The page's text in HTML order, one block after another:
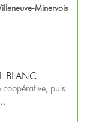
Minervois
BLANC
puis